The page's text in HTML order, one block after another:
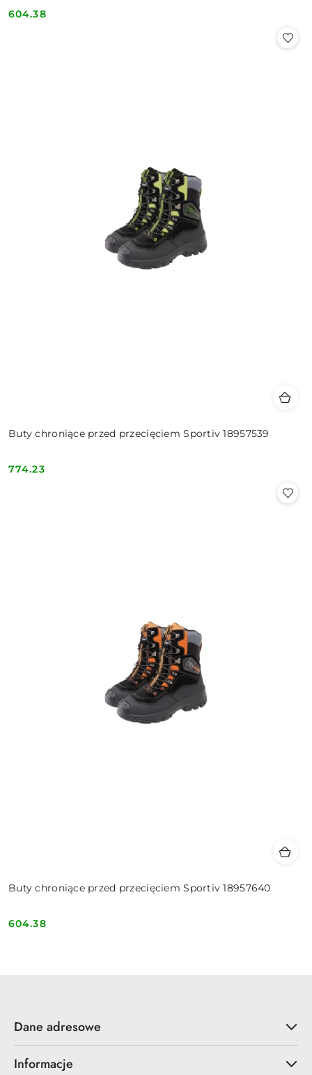
Cena:
604.38
Buty chroniące przed przecięciem Sportiv 18957539
Cena:
774.23
Buty chroniące przed przecięciem Sportiv 18957640
Cena:
604.38
Dane adresowe
Informacje